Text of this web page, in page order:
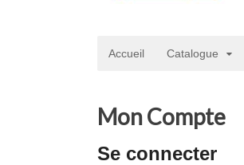
Accueil Catalogue
Mon Compte
Se connecter